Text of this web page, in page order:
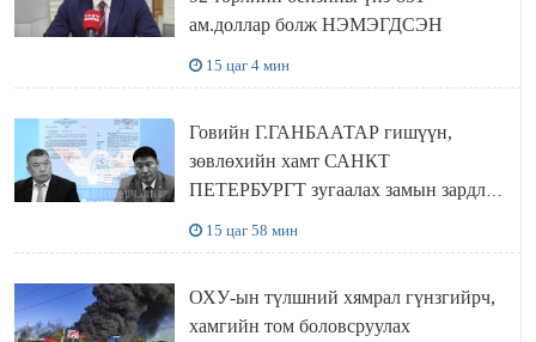
ам.доллар болж НЭМЭГДСЭН
15 цаг 4 мин
Говийн Г.ГАНБААТАР гишүүн,
зөвлөхийн хамт САНКТ
ПЕТЕРБУРГТ зугаалах замын зардлаа
15 цаг 58 мин
ОХУ-ын түлшний хямрал гүнзгийрч,
хамгийн том боловсруулах